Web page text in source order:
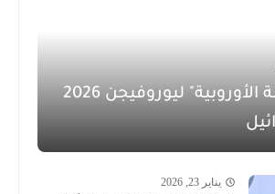
إلغاء "الجولة الأوروبية" ليوروفيجن 2026
يناير 23, 2026